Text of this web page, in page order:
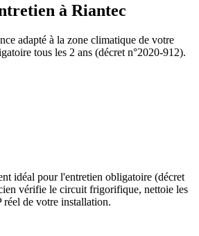
à Riantec
adapté à la zone climatique de votre
tous les 2 ans (décret n°2020-912).
idéal pour l'entretien obligatoire (décret
vérifie le circuit frigorifique, nettoie les
de votre installation.